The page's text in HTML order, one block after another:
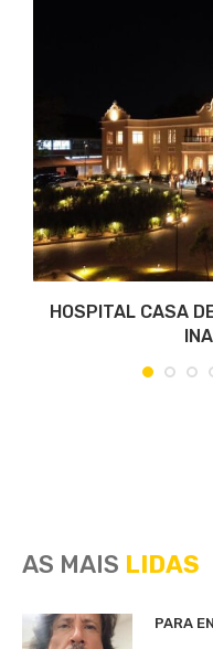
HOSPITAL CASA
AS MAIS LIDAS
PARA